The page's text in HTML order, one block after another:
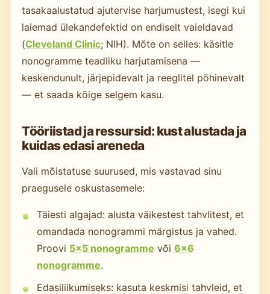
tasakaalustatud ajutervise harjumustest, isegi kui
laiemad ülekandefektid on endiselt vaieldavad
(Cleveland Clinic; NIH). Mõte on selles: käsitle
nonogramme teadliku harjutamisena —
keskendunult, järjepidevalt ja reeglitel põhinevalt
— et saada kõige selgem kasu.
Tööriistad ja ressursid: kust alustada ja
kuidas edasi areneda
Vali mõistatuse suurused, mis vastavad sinu
praegusele oskustasemele:
Täiesti algajad: alusta väikestest tahvlitest, et
omandada nonogrammi märgistus ja vahed.
Proovi 5×5 nonogramme või 6×6
nonogramme.
Edasiliikumiseks: kasuta keskmisi tahvleid, et